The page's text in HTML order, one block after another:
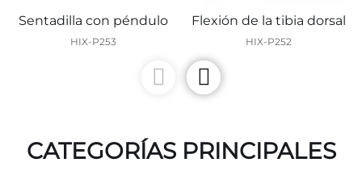
Sentadilla con péndulo
HIX-P253
Flexión de la tibia dorsal
HIX-P252
CATEGORÍAS PRINCIPALES